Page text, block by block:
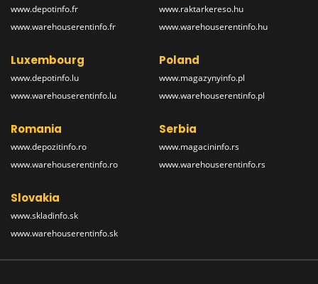
www.depotinfo.fr
www.warehouserentinfo.fr
www.raktarkereso.hu
www.warehouserentinfo.hu
Luxembourg
www.depotinfo.lu
www.warehouserentinfo.lu
Poland
www.magazynyinfo.pl
www.warehouserentinfo.pl
Romania
www.depozitinfo.ro
www.warehouserentinfo.ro
Serbia
www.magacininfo.rs
www.warehouserentinfo.rs
Slovakia
www.skladinfo.sk
www.warehouserentinfo.sk